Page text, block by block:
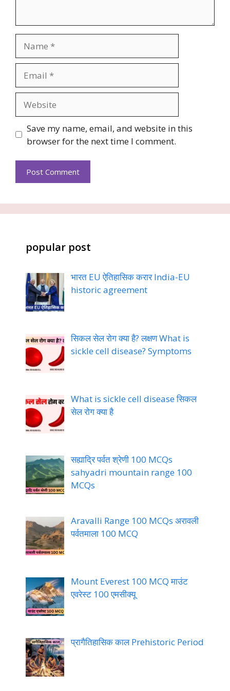
Save my name, email, and website in this
browser for the next time I comment.
popular post
भारत EU ऐतिहासिक करार India-EU
historic agreement
सिकल सेल रोग क्या है? लक्षण What is
sickle cell disease? Symptoms
What is sickle cell disease सिकल
सेल रोग क्या है
सह्याद्रि पर्वत श्रेणी 100 MCQs
sahyadri mountain range 100
MCQs
Aravalli Range 100 MCQs अरावली
पर्वतमाला 100 MCQ
Mount Everest 100 MCQ माउंट
एवरेस्ट 100 एमसीक्यू
प्रागैतिहासिक काल Prehistoric Period